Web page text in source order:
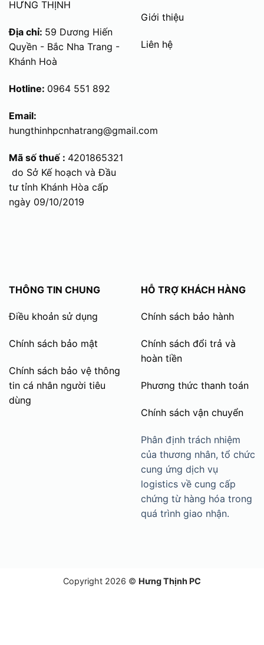
HƯNG THỊNH
Địa chỉ: 59 Dương Hiến
Quyền - Bắc Nha Trang -
Khánh Hoà
Hotline: 0964 551 892
Email:
hungthinhpcnhatrang@gmail.com
Mã số thuế : 4201865321
do Sở Kế hoạch và Đầu
tư tỉnh Khánh Hòa cấp
ngày 09/10/2019
Giới thiệu
Liên hệ
THÔNG TIN CHUNG
Điều khoản sử dụng
Chính sách bảo mật
Chính sách bảo vệ thông
tin cá nhân người tiêu
dùng
HỖ TRỢ KHÁCH HÀNG
Chính sách bảo hành
Chính sách đổi trả và
hoàn tiền
Phương thức thanh toán
Chính sách vận chuyển
Phân định trách nhiệm
của thương nhân, tổ chức
cung ứng dịch vụ
logistics về cung cấp
chứng từ hàng hóa trong
quá trình giao nhận.
Copyright 2026 © Hưng Thịnh PC